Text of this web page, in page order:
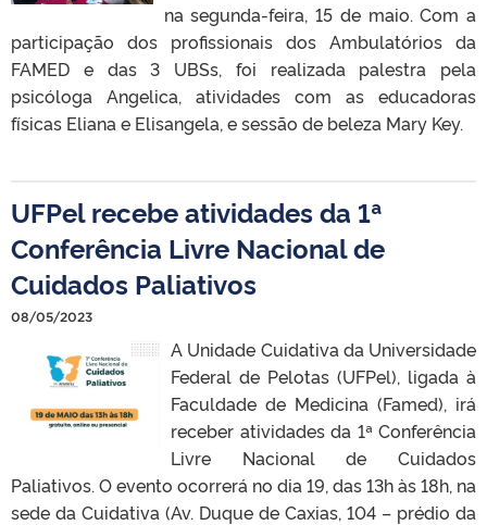
na segunda-feira, 15 de maio. Com a
participação dos profissionais dos Ambulatórios da
FAMED e das 3 UBSs, foi realizada palestra pela
psicóloga Angelica, atividades com as educadoras
físicas Eliana e Elisangela, e sessão de beleza Mary Key.
UFPel recebe atividades da 1ª
Conferência Livre Nacional de
Cuidados Paliativos
08/05/2023
A Unidade Cuidativa da Universidade
Federal de Pelotas (UFPel), ligada à
Faculdade de Medicina (Famed), irá
receber atividades da 1ª Conferência
Livre Nacional de Cuidados
Paliativos. O evento ocorrerá no dia 19, das 13h às 18h, na
sede da Cuidativa (Av. Duque de Caxias, 104 – prédio da